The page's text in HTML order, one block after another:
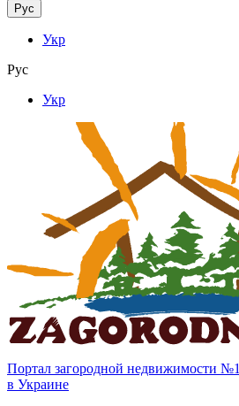
Рус
Укр
Рус
Укр
Портал загородной недвижимости №1
в Украине